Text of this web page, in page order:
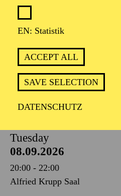
EN: Statistik
ACCEPT ALL
SAVE SELECTION
DATENSCHUTZ
BLICK AUF
STIMMEN ZUR
LAGE
TICKETS
8,00€
Tuesday
08.09.2026
20:00 - 22:00
Alfried Krupp Saal